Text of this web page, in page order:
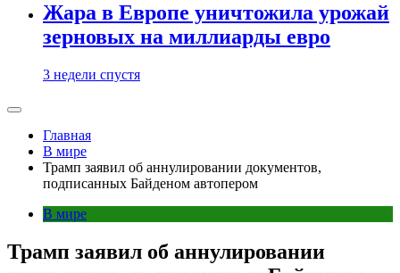
Жара в Европе уничтожила урожай
зерновых на миллиарды евро
3 недели спустя
Главная
В мире
Трамп заявил об аннулировании документов,
подписанных Байденом автопером
В мире
Трамп заявил об аннулировании